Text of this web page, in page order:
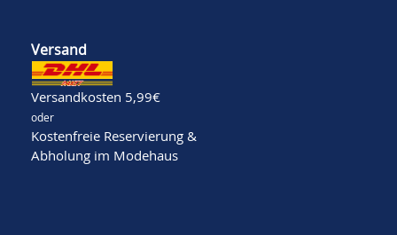
Versand
Versandkosten 5,99€
oder
Kostenfreie Reservierung &
Abholung im Modehaus